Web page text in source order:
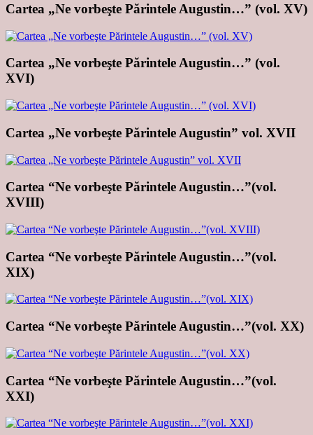
Cartea „Ne vorbeşte Părintele Augustin…” (vol. XV)
Cartea „Ne vorbeşte Părintele Augustin…” (vol.
XVI)
Cartea „Ne vorbeşte Părintele Augustin” vol. XVII
Cartea “Ne vorbeşte Părintele Augustin…”(vol.
XVIII)
Cartea “Ne vorbeşte Părintele Augustin…”(vol.
XIX)
Cartea “Ne vorbeşte Părintele Augustin…”(vol. XX)
Cartea “Ne vorbeşte Părintele Augustin…”(vol.
XXI)